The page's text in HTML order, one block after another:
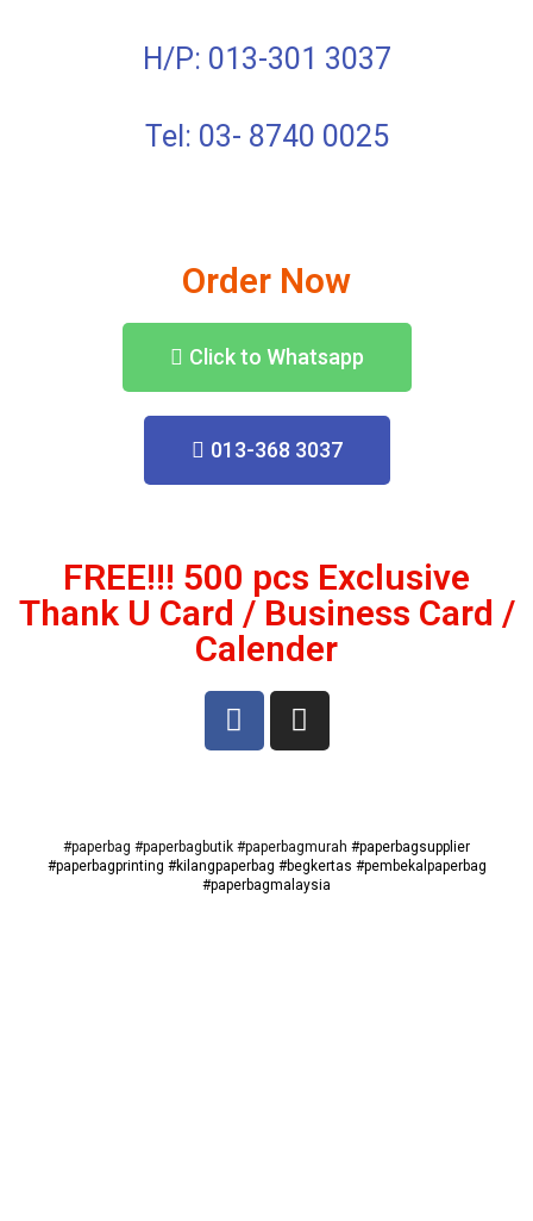
H/P: 013-301 3037
Tel: 03- 8740 0025
Order Now
Click to Whatsapp
013-368 3037
FREE!!! 500 pcs Exclusive
Thank U Card / Business Card /
Calender
#paperbag #paperbagbutik #paperbagmurah #paperbagsupplier
#paperbagprinting #kilangpaperbag #begkertas #pembekalpaperbag
#paperbagmalaysia